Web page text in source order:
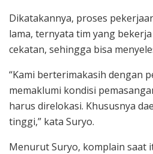
Dikatakannya, proses
lama, ternyata tim yang
cekatan, sehingga bisa
“Kami berterimakasih dengan
memaklumi kondisi
harus direlokasi. Khususnya
tinggi,” kata Suryo.
Menurut Suryo, komplain saat